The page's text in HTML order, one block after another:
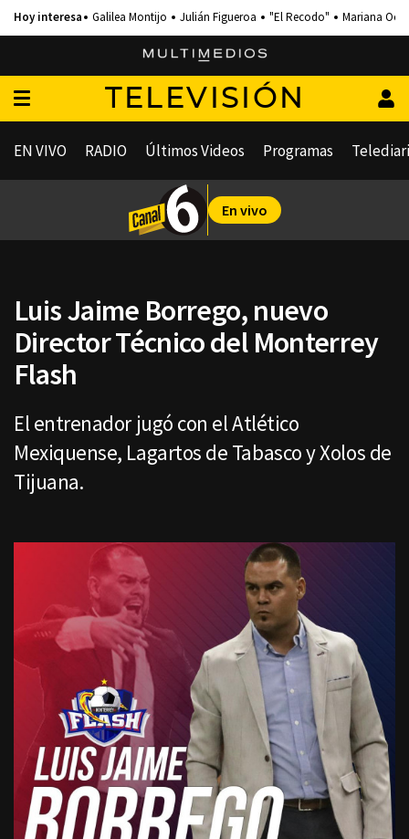
Galilea Montijo Julián Figueroa "El Recodo" Mariana
TELEVISIÓN
EN VIVO RADIO Últimos Videos Programas
En vivo
Luis Jaime Borrego, nuevo
Director Técnico del Monterrey
Flash
El entrenador jugó con el Atlético
Mexiquense, Lagartos de Tabasco y Xolos de
Tijuana.